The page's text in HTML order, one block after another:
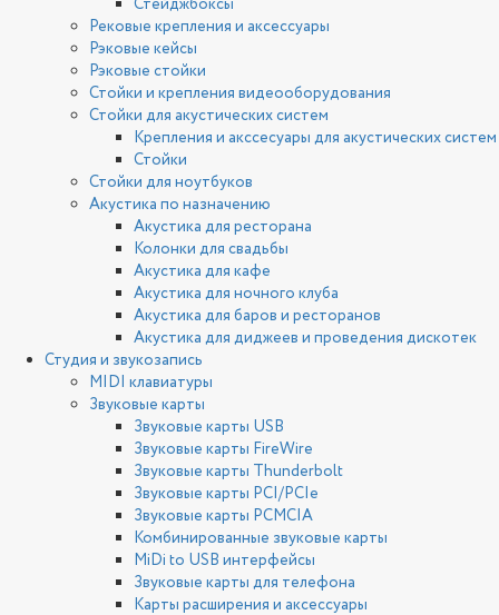
Стейджбоксы
Рековые крепления и аксессуары
Рэковые кейсы
Рэковые стойки
Стойки и крепления видеооборудования
Стойки для акустических систем
Крепления и акссесуары для акустических систем
Стойки
Стойки для ноутбуков
Акустика по назначению
Акустика для ресторана
Колонки для свадьбы
Акустика для кафе
Акустика для ночного клуба
Акустика для баров и ресторанов
Акустика для диджеев и проведения дискотек
Студия и звукозапись
MIDI клавиатуры
Звуковые карты
Звуковые карты USB
Звуковые карты FireWire
Звуковые карты Thunderbolt
Звуковые карты PCI/PCIe
Звуковые карты PCMCIA
Комбинированные звуковые карты
MiDi to USB интерфейсы
Звуковые карты для телефона
Карты расширения и аксессуары